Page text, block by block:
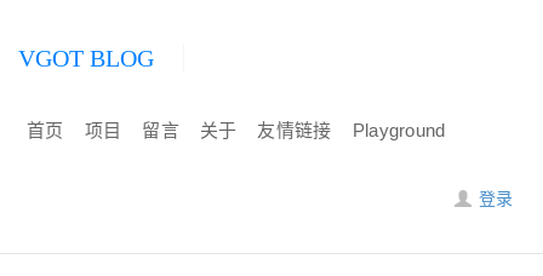
VGOT BLOG
首页 项目 留言 关于 友情链接 Playground
登录